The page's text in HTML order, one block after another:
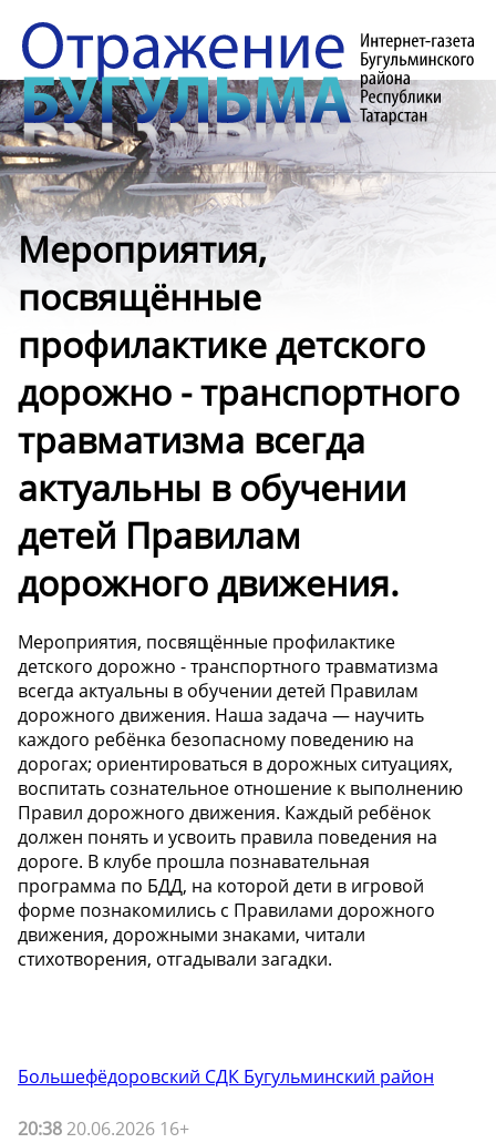
Мероприятия,
посвящённые
профилактике детского
дорожно - транспортного
травматизма всегда
актуальны в обучении
детей Правилам
дорожного движения.
Мероприятия, посвящённые профилактике
детского дорожно - транспортного травматизма
всегда актуальны в обучении детей Правилам
дорожного движения. Наша задача — научить
каждого ребёнка безопасному поведению на
дорогах; ориентироваться в дорожных ситуациях,
воспитать сознательное отношение к выполнению
Правил дорожного движения. Каждый ребёнок
должен понять и усвоить правила поведения на
дороге. В клубе прошла познавательная
программа по БДД, на которой дети в игровой
форме познакомились с Правилами дорожного
движения, дорожными знаками, читали
стихотворения, отгадывали загадки.
Большефёдоровский СДК Бугульминский район
20:38 20.06.2026 16+